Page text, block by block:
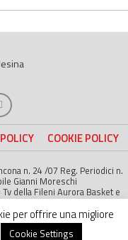
COOKIE POLICY
n. 24 /07 Reg. Periodici n.
Gianni Moreschi
della Fileni Aurora Basket e
| Project byLife Color
per offrire una migliore
Cookie Settings